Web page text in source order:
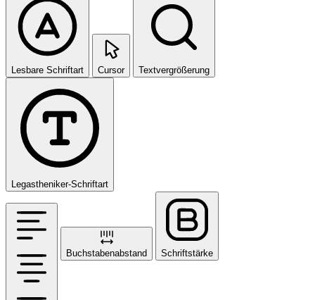
Lesbare Schriftart Cursor Textvergrößerung
Legastheniker-Schriftart
Buchstabenabstand Schriftstärke